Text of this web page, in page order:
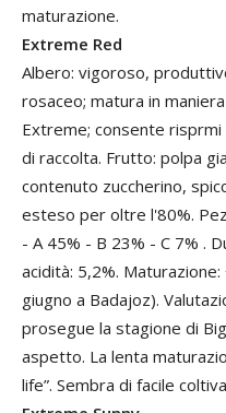
maturazione.
Extreme Red
Albero: vigoroso,
rosaceo; matura in
Extreme; consente
di raccolta. Frutto: polpa
contenuto zuccherino,
esteso per oltre l'80%.
- A 45% - B 23% - C 7% .
acidità: 5,2%.
giugno a Badajoz).
prosegue la stagione di
aspetto. La lenta
life”. Sembra di facile